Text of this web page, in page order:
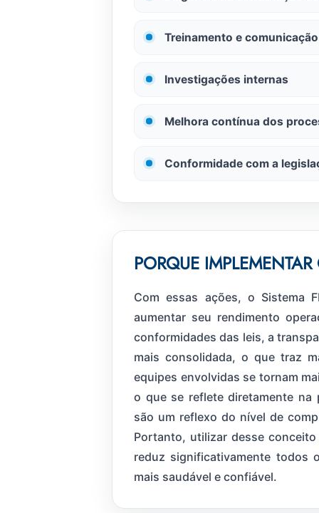
Treinamento e comunicação
Investigações internas
Melhora contínua dos
Conformidade com a
PORQUE
Com essas ações, o Sistema
aumentar seu rendimento
conformidades das leis, a
mais consolidada, o que traz
equipes envolvidas se tornam
o que se reflete diretamente na
são um reflexo do nível de
Portanto, utilizar desse
reduz significativamente todos
mais saudável e confiável.